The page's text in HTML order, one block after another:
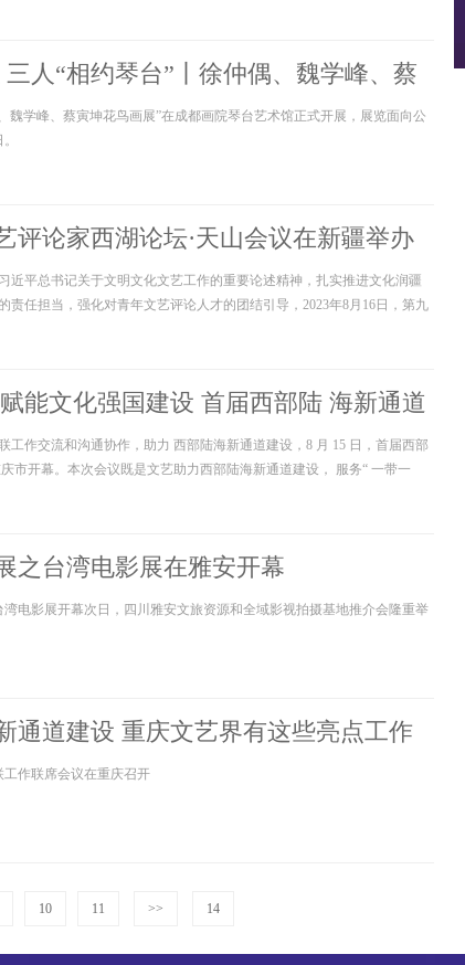
人“相约琴台”丨徐仲偶、魏学峰、蔡
学峰、蔡寅坤花鸟画展”在成都画院琴台艺术馆正式开展，展览面向公
评论家西湖论坛·天山会议在新疆举办
近平总书记关于文明文化文艺工作的重要论述精神，扎实推进文化润疆
责任担当，强化对青年文艺评论人才的团结引导，2023年8月16日，第九
会议在新疆生产建设兵团第六师五家渠市开幕。包括近80位新疆文艺评
能文化强国建设 首届西部陆 海新通道
渝召开
工作交流和沟通协作，助力 西部陆海新通道建设，8 月 15 日，首届西部
市开幕。本次会议既是文艺助力西部陆海新通道建设， 服务“ 一带一
现西部陆海新通 道沿线文联文艺工作高质量发展的关键路径。四川省文
之台湾电影展在雅安开幕
电影展开幕次日，四川雅安文旅资源和全域影视拍摄基地推介会隆重举
通道建设 重庆文艺界有这些亮点工作
作联席会议在重庆召开
10 11 >> 14